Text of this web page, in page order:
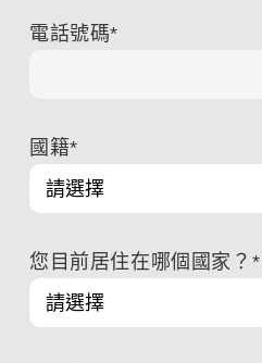
電話號碼*
國籍*
您目前居住在哪個國家？ *